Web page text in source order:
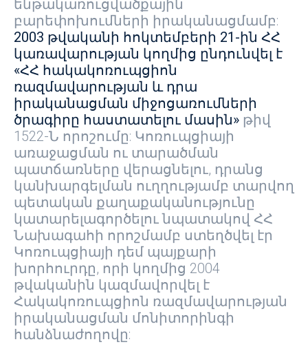
ենթակառուցվածքային
բարեփոխումների իրականացմամբ:
2003 թվականի հոկտեմբերի 21-ին ՀՀ
կառավարության կողմից ընդունվել է
«ՀՀ հակակոռուպցիոն
ռազմավարության և դրա
իրականացման միջոցառումների
ծրագիրը հաստատելու մասին» թիվ
1522-Ն որոշումը: Կոռուպցիայի
առաջացման ու տարածման
պատճառները վերացնելու, դրանց
կանխարգելման ուղղությամբ տարվող
պետական քաղաքականությունը
կատարելագործելու նպատակով ՀՀ
Նախագահի որոշմամբ ստեղծվել էր
Կոռուպցիայի դեմ պայքարի
խորհուրդը, որի կողմից 2004
թվականին կազմավորվել է
Հակակոռուպցիոն ռազմավարության
իրականացման մոնիտորինգի
հանձնաժողովը: